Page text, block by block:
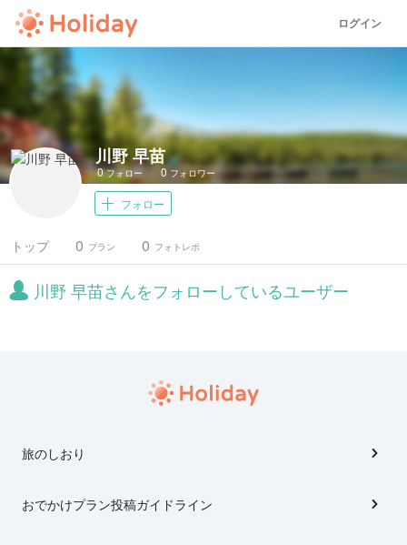
ログイン
川野 早苗
0フォロー 0 フォロワー
フォロー
トップ プラン
0 フォトレポ
0
川野 早苗さんをフォローしているユーザー
旅のしおり
おでかけプラン投稿ガイドライン